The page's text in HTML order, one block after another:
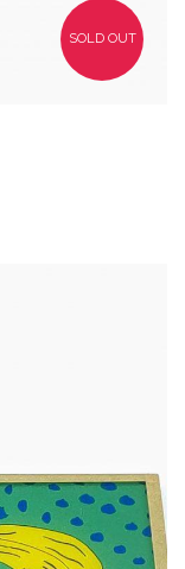
SOLD OUT